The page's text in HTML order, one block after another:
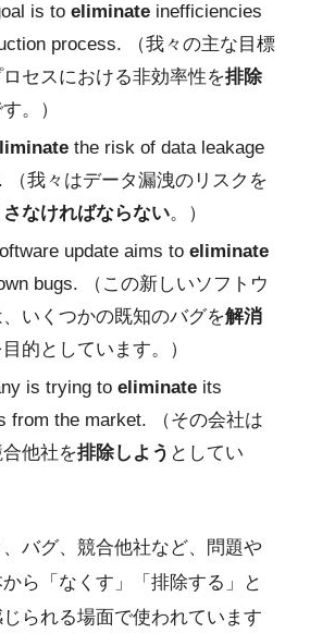
is to eliminate inefficiencies
process. （我々の主な目標
セスにおける非効率性を排除
。）
the risk of data leakage
（我々はデータ漏洩のリスクを
なければならない。）
update aims to eliminate
bugs. （この新しいソフトウ
いくつかの既知のバグを解消
的としています。）
is trying to eliminate its
from the market. （その会社は
他社を排除しよう としてい
バグ、競合他社など、問題や
ら「なくす」「排除する」と
られる場面で使われています